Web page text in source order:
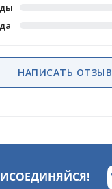
НАПИСАТЬ ОТЗЫВ